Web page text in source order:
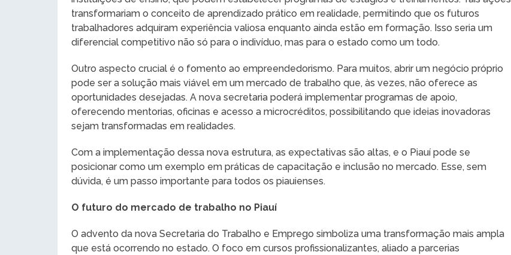
transformariam o conceito de aprendizado prático em realidade, permitindo que os futuros
trabalhadores adquiram experiência valiosa enquanto ainda estão em formação. Isso seria um
diferencial competitivo não só para o indivíduo, mas para o estado como um todo.
Outro aspecto crucial é o fomento ao empreendedorismo. Para muitos, abrir um negócio próprio
pode ser a solução mais viável em um mercado de trabalho que, às vezes, não oferece as
oportunidades desejadas. A nova secretaria poderá implementar programas de apoio,
oferecendo mentorias, oficinas e acesso a microcréditos, possibilitando que ideias inovadoras
sejam transformadas em realidades.
Com a implementação dessa nova estrutura, as expectativas são altas, e o Piauí pode se
posicionar como um exemplo em práticas de capacitação e inclusão no mercado. Esse, sem
dúvida, é um passo importante para todos os piauienses.
O futuro do mercado de trabalho no Piauí
O advento da nova Secretaria do Trabalho e Emprego simboliza uma transformação mais ampla
que está ocorrendo no estado. O foco em cursos profissionalizantes, aliado a parcerias